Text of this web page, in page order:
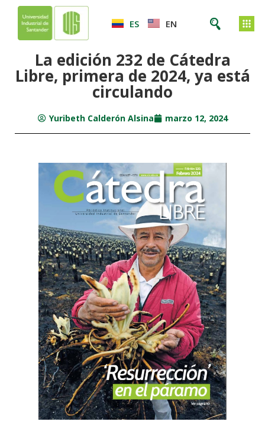
ES EN
La edición 232 de Cátedra
Libre, primera de 2024, ya está
circulando
Yuribeth Calderón Alsina marzo 12, 2024